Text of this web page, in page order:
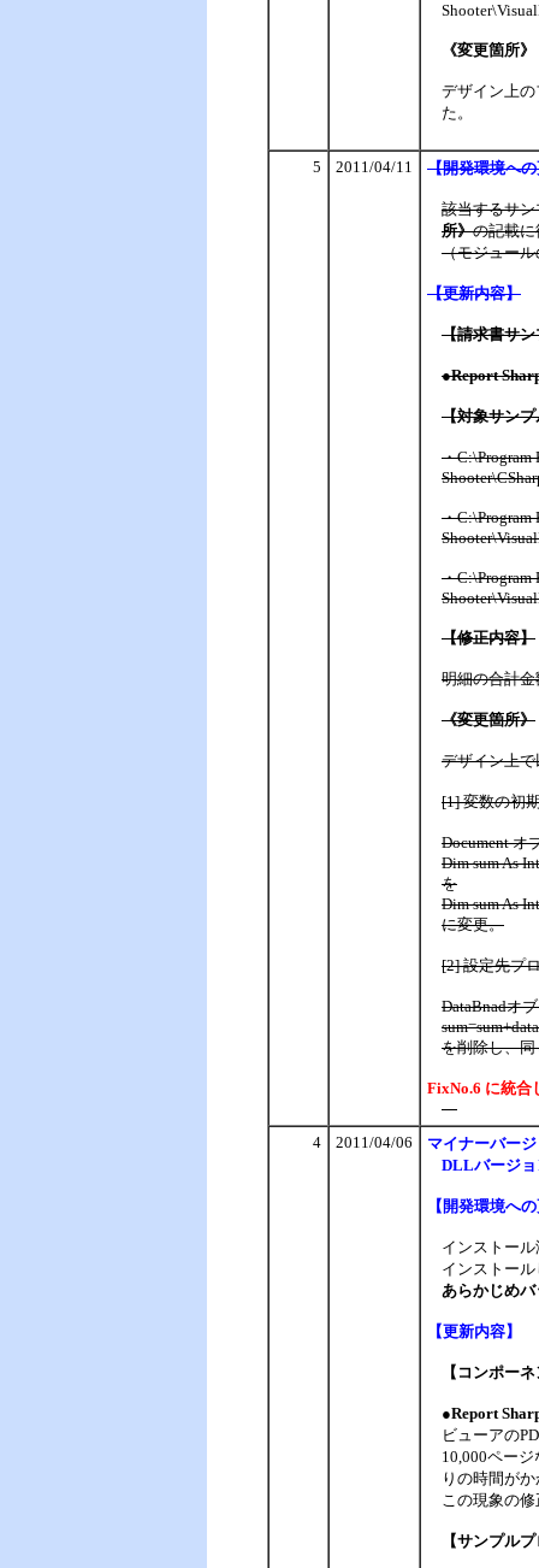
《変更箇所》
デザイン上の
た。
5 2011/04/11 【開発環境へ
該当するサ
所》の記載
（モジュー
【更新内容】
【請求書サ
●Report
【対象サン
・C:\Program
・C:\Program
・C:\Program
【修正内容】
明細の合計
《変更箇所》
デザイン上
[1] 変数の初
Document オ
Dim sum As
を
Dim sum As
に変更。
[2] 設定先プ
DataBnadオ
を削除し、同
FixNo.6 に統合
4 2011/04/06 マイナーバー
DLLバージ
【 開発環境へ
インストー
インストー
あらかじめ
【更新内容】
【コンポー
●Report
ビューアの
10,000ペー
りの時間が
この現象の修
【サンプル